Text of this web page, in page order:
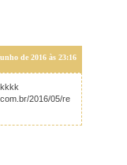
de 2016 às 23:16
2016/05/re